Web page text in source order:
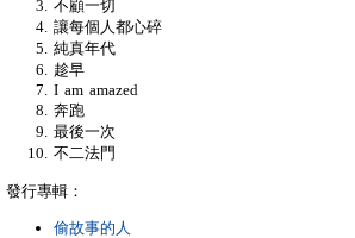
不顧一切
讓每個人都心碎
純真年代
趁早
I am amazed
奔跑
最後一次
不二法門
發行專輯：
偷故事的人